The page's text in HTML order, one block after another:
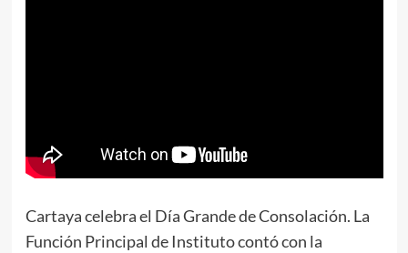
Cartaya celebra el Día Grande de Consolación. La
Función Principal de Instituto contó con la